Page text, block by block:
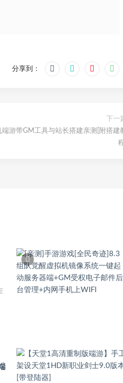
分享到：
下一
端游带GM工具与站长搭建亲测[附搭建